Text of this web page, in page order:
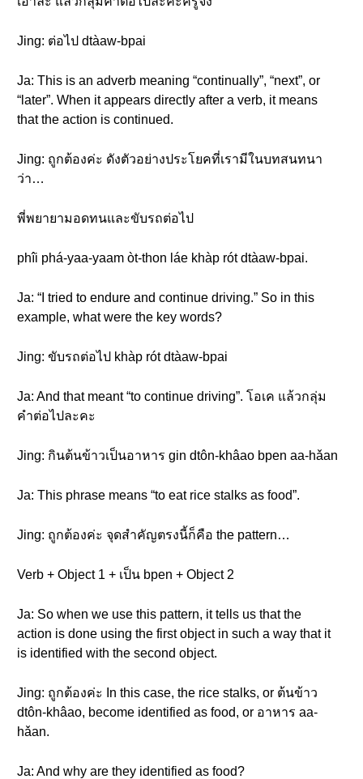
Jing: ต่อไป dtàaw-bpai
Ja: This is an adverb meaning “continually”, “next”, or
“later”. When it appears directly after a verb, it means
that the action is continued.
Jing: ถูกต้องค่ะ ดังตัวอย่างประโยคที่เรามีในบทสนทนา
ว่า…
พี่พยายามอดทนและขับรถต่อไป
phîi phá-yaa-yaam òt-thon láe khàp rót dtàaw-bpai.
Ja: “I tried to endure and continue driving.” So in this
example, what were the key words?
Jing: ขับรถต่อไป khàp rót dtàaw-bpai
Ja: And that meant “to continue driving”. โอเค แล้วกลุ่ม
คำต่อไปละคะ
Jing: กินต้นข้าวเป็นอาหาร gin dtôn-khâao bpen aa-hǎan
Ja: This phrase means “to eat rice stalks as food”.
Jing: ถูกต้องค่ะ จุดสำคัญตรงนี้ก็คือ the pattern…
Verb + Object 1 + เป็น bpen + Object 2
Ja: So when we use this pattern, it tells us that the
action is done using the first object in such a way that it
is identified with the second object.
Jing: ถูกต้องค่ะ In this case, the rice stalks, or ต้นข้าว
dtôn-khâao, become identified as food, or อาหาร aa-
hǎan.
Ja: And why are they identified as food?